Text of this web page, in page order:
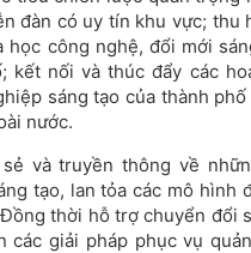
đàn có uy tín khu vực; thu
công nghệ, đổi mới
kết nối và thúc đẩy các
sáng tạo của thành
nước.
và truyền thông về
tạo, lan tỏa các mô hình
thời hỗ trợ chuyển đổi
các giải pháp phục vụ